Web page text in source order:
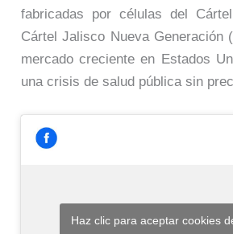
fabricadas por células del
Cártel Jalisco Nueva Generación
mercado creciente en Estados
una crisis de salud pública sin
Haz clic para aceptar cookies